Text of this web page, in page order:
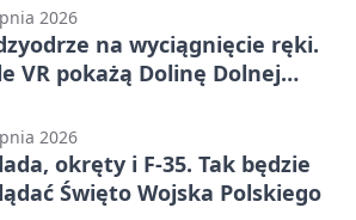
2026
na wyciągnięcie ręki.
VR pokażą Dolinę Dolnej
2026
okręty i F-35. Tak będzie
Święto Wojska Polskiego